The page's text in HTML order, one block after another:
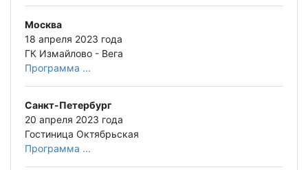
Москва
18 апреля 2023 года
ГК Измайлово - Вега
Программа ...
Санкт-Петербург
20 апреля 2023 года
Гостиница Октябрьская
Программа ...